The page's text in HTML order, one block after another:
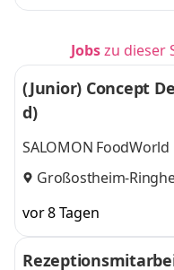
Frankfurt/Main,
Mainz, Taunusstein,
Rodgau,
Jobszu dieser
(Junior) Concept
d)
SALOMON FoodWorld
Großostheim-
vor 8 Tagen